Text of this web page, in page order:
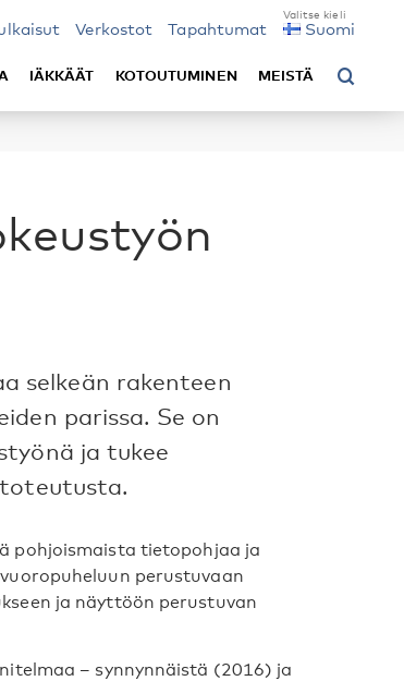
Verkostot Tapahtumat Suomi
IÄKKÄÄT KOTOUTUMINEN MEISTÄ
selkeän rakenteen
parissa. Se on
ja tukee
pohjoismaista tietopohjaa ja
perustuvaan
ja näyttöön perustuvan
– synnynnäistä (2016) ja